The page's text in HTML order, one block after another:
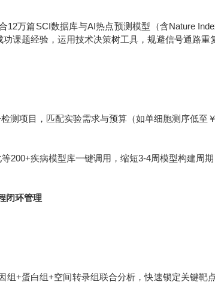
12万篇SCI数据库与AI热点预测模型（含Nature
功课题经验，运用技术决策树工具，规避信号通路
测项目，匹配实验需求与预算（如单细胞测序低至￥
200+疾病模型库一键调用，缩短3-4周模型构建周期
闭环管理
组+蛋白组+空间转录组联合分析，快速锁定关键